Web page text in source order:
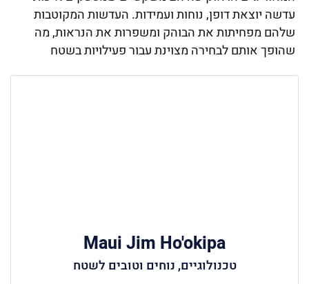
עדשה יוצאת דופן, נוחות ועמידות. העדשות המקוטבות
שלהם מפחיתות את הבוהק ומשפרות את הנראות, מה
שהופך אותם לבחירה מצוינת עבור פעילויות בשטח
Maui Jim Ho'okipa
טכנולוגיים, נוחים וטובים לשטח